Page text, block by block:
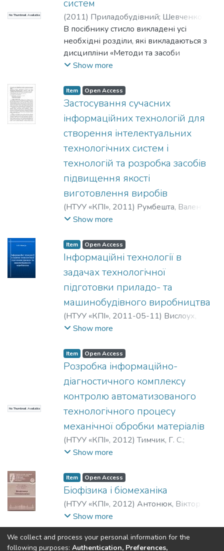
No Thumbnail Available
систем
(2011) Приладобудівний; Шевченко, В.
В. ;Осадчий, О. В.;Симута, М. О.;НТУУ
«КПІ»
В посібнику стисло викладені усі
необхідні розділи, які викладаються з
дисципліни «Методи та засоби
забезпечення якості складання
7.090904 – «Технологія
приладобудування».
Show more
Item Open Access
Застосування сучасних
інформаційних технологій для
створення інтелектуальних
технологічних систем і
технологій та розробка засобів
підвищення якості
виготовлення виробів
(НТУУ «КПІ», 2011) Румбешта, Валентин
Олександрович
Александрович;
приладів;Приладобудівний факультет
Національний технічний університет
України «Київський політехнічний
інститут»
Show more
Item Open Access
Інформаційні технології в
задачах технологічної
підготовки приладо- та
машинобудівного виробництва
(НТУУ «КПІ», 2011-05-11) Вислоух,
Сергій Петрович
Show more
No Thumbnail Available
Item Open Access
Розробка інформаційно-
діагностичного комплексу
контролю автоматизованого
технологічного процесу
механічної обробки матеріалів
(НТУУ «КПІ», 2012)Тимчик, Г. С.;
Tymchyk, Gregory S.
Приладобудівний факультет
Національний технічний університет
України «Київський політехнічний
інститут»
Show more
Item Open Access
Біофізика і біомеханіка
(НТУУ «КПІ», 2012) Антонюк, Віктор
Степанович;Бондаренко, Максим
Олексійович;Ващенко, В'ячеслав
Андрійович;Канашевич, Георгій
Show more
1(current)
2 4
We collect and process your personal information for the
following purposes: Authentication, Preferences,